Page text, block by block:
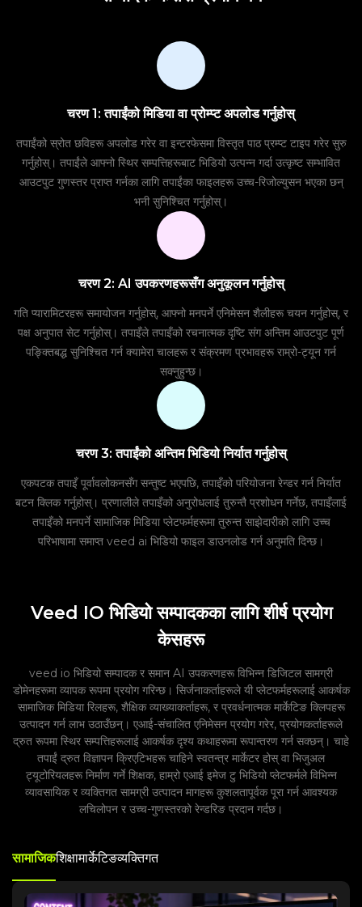
चरण 1: तपाईंको मिडिया वा प्रोम्प्ट अपलोड गर्नुहोस्
तपाईंको स्रोत छविहरू अपलोड गरेर वा इन्टरफेसमा विस्तृत पाठ प्रम्प्ट टाइप गरेर सुरु
गर्नुहोस्। तपाईंले आफ्नो स्थिर सम्पत्तिहरूबाट भिडियो उत्पन्न गर्दा उत्कृष्ट सम्भावित
आउटपुट गुणस्तर प्राप्त गर्नका लागि तपाईंका फाइलहरू उच्च-रिजोल्युसन भएका छन्
भनी सुनिश्चित गर्नुहोस्।
चरण 2: AI उपकरणहरूसँग अनुकूलन गर्नुहोस्
गति प्यारामिटरहरू समायोजन गर्नुहोस्, आफ्नो मनपर्ने एनिमेसन शैलीहरू चयन गर्नुहोस्, र
पक्ष अनुपात सेट गर्नुहोस्। तपाइँले तपाइँको रचनात्मक दृष्टि संग अन्तिम आउटपुट पूर्ण
पङ्क्तिबद्ध सुनिश्चित गर्न क्यामेरा चालहरू र संक्रमण प्रभावहरू राम्रो-ट्यून गर्न
सक्नुहुन्छ।
चरण 3: तपाईंको अन्तिम भिडियो निर्यात गर्नुहोस्
एकपटक तपाइँ पूर्वावलोकनसँग सन्तुष्ट भएपछि, तपाइँको परियोजना रेन्डर गर्न निर्यात
बटन क्लिक गर्नुहोस्। प्रणालीले तपाइँको अनुरोधलाई तुरुन्तै प्रशोधन गर्नेछ, तपाइँलाई
तपाइँको मनपर्ने सामाजिक मिडिया प्लेटफर्महरूमा तुरुन्त साझेदारीको लागि उच्च
परिभाषामा समाप्त veed ai भिडियो फाइल डाउनलोड गर्न अनुमति दिन्छ।
Veed IO भिडियो सम्पादकका लागि शीर्ष प्रयोग
केसहरू
veed io भिडियो सम्पादक र समान AI उपकरणहरू विभिन्न डिजिटल सामग्री
डोमेनहरूमा व्यापक रूपमा प्रयोग गरिन्छ। सिर्जनाकर्ताहरूले यी प्लेटफर्महरूलाई आकर्षक
सामाजिक मिडिया रिलहरू, शैक्षिक व्याख्याकर्ताहरू, र प्रवर्धनात्मक मार्केटिङ क्लिपहरू
उत्पादन गर्न लाभ उठाउँछन्। एआई-संचालित एनिमेसन प्रयोग गरेर, प्रयोगकर्ताहरूले
द्रुत रूपमा स्थिर सम्पत्तिहरूलाई आकर्षक दृश्य कथाहरूमा रूपान्तरण गर्न सक्छन्। चाहे
तपाईं द्रुत विज्ञापन क्रिएटिभहरू चाहिने स्वतन्त्र मार्केटर होस् वा भिजुअल
ट्यूटोरियलहरू निर्माण गर्ने शिक्षक, हाम्रो एआई इमेज टु भिडियो प्लेटफर्मले विभिन्न
व्यावसायिक र व्यक्तिगत सामग्री उत्पादन मागहरू कुशलतापूर्वक पूरा गर्न आवश्यक
लचिलोपन र उच्च-गुणस्तरको रेन्डरिङ प्रदान गर्दछ।
सामाजिकशिक्षामार्केटिङव्यक्तिगत